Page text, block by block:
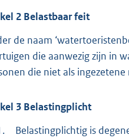
2 Belastbaar feit
de naam
die aanwezig zijn in
die niet als
3 Belastingplicht
Belastingplichtig is